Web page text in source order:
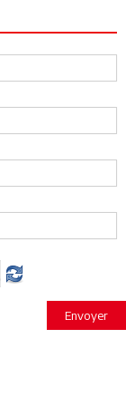
Envoyer